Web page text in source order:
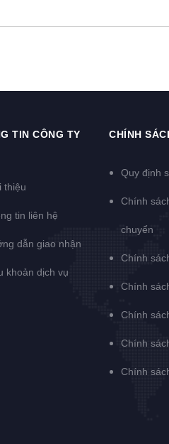
TIN CÔNG TY
thiệu
tin liên hệ
dẫn giao nhận
khoản dịch vụ
CHÍNH
Quy định
Chính
chuyển
Chính
Chính
Chính
Chính
Chính